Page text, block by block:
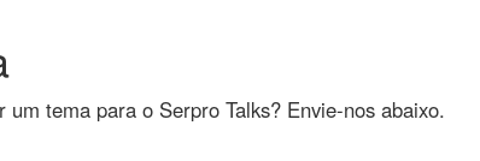
um tema para o Serpro Talks? Envie-nos abaixo.